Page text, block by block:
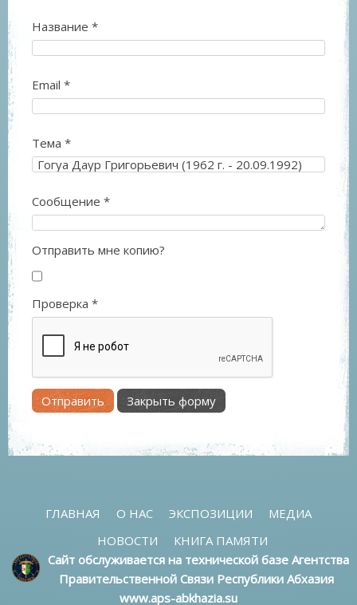
Название *
Email *
Тема *
Сообщение *
Отправить мне копию?
Проверка *
Отправить Закрыть форму
ГЛАВНАЯ О НАС ЭКСПОЗИЦИИ
МЕДИА
НОВОСТИ
КНИГА ПАМЯТИ
Сайт обслуживается на технической базе Агентства
Правительственной Связи Республики Абхазия
www.aps-abkhazia.su